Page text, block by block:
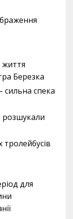
життя
Березка
сильна спека
розшукали
для